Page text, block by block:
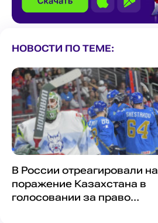
НОВОСТИ ПО ТЕМЕ:
В России отреагировали на
поражение Казахстана в
голосовании за право